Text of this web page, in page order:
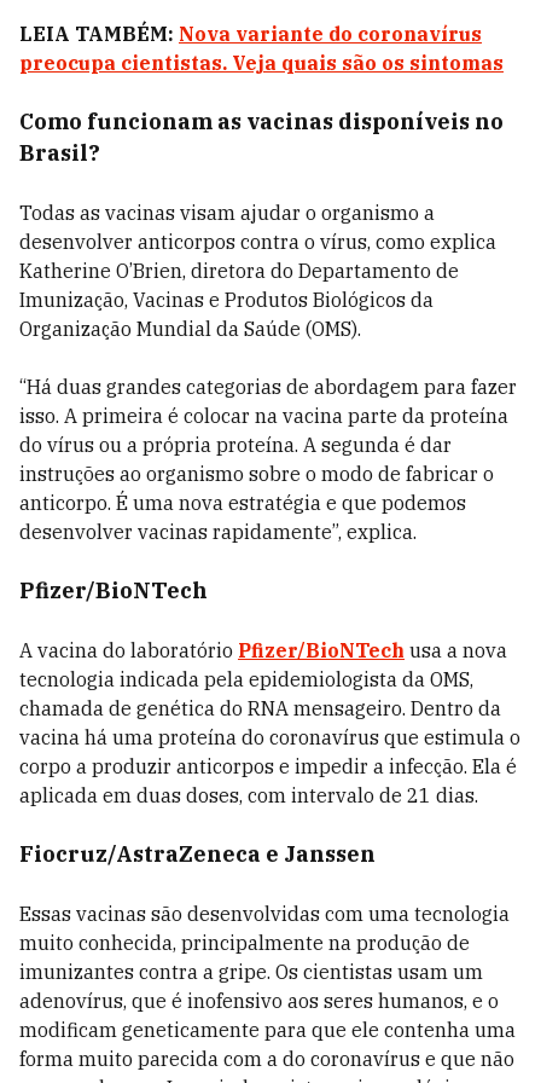
LEIA TAMBÉM: Nova variante do coronavírus
preocupa cientistas. Veja quais são os sintomas
Como funcionam as vacinas disponíveis no
Brasil?
Todas as vacinas visam ajudar o organismo a
desenvolver anticorpos contra o vírus, como explica
Katherine O’Brien, diretora do Departamento de
Imunização, Vacinas e Produtos Biológicos da
Organização Mundial da Saúde (OMS).
“Há duas grandes categorias de abordagem para fazer
isso. A primeira é colocar na vacina parte da proteína
do vírus ou a própria proteína. A segunda é dar
instruções ao organismo sobre o modo de fabricar o
anticorpo. É uma nova estratégia e que podemos
desenvolver vacinas rapidamente”, explica.
Pfizer/BioNTech
A vacina do laboratório Pfizer/BioNTech usa a nova
tecnologia indicada pela epidemiologista da OMS,
chamada de genética do RNA mensageiro. Dentro da
vacina há uma proteína do coronavírus que estimula o
corpo a produzir anticorpos e impedir a infecção. Ela é
aplicada em duas doses, com intervalo de 21 dias.
Fiocruz/AstraZeneca e Janssen
Essas vacinas são desenvolvidas com uma tecnologia
muito conhecida, principalmente na produção de
imunizantes contra a gripe. Os cientistas usam um
adenovírus, que é inofensivo aos seres humanos, e o
modificam geneticamente para que ele contenha uma
forma muito parecida com a do coronavírus e que não